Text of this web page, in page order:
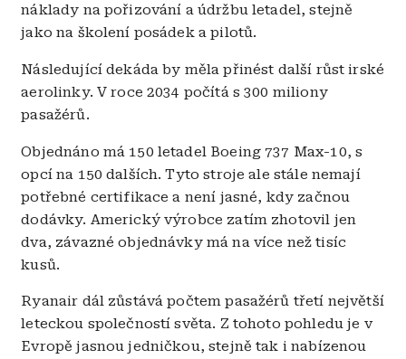
náklady na pořizování a údržbu letadel, stejně
jako na školení posádek a pilotů.
Následující dekáda by měla přinést další růst irské
aerolinky. V roce 2034 počítá s 300 miliony
pasažérů.
Objednáno má 150 letadel Boeing 737 Max-10, s
opcí na 150 dalších. Tyto stroje ale stále nemají
potřebné certifikace a není jasné, kdy začnou
dodávky. Americký výrobce zatím zhotovil jen
dva, závazné objednávky má na více než tisíc
kusů.
Ryanair dál zůstává počtem pasažérů třetí největší
leteckou společností světa. Z tohoto pohledu je v
Evropě jasnou jedničkou, stejně tak i nabízenou